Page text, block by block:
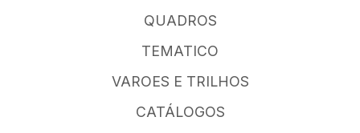
QUADROS
TEMATICO
VAROES E TRILHOS
CATÁLOGOS